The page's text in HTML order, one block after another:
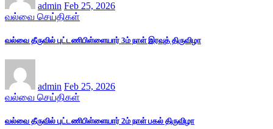
admin Feb 25, 2026
வல்வை செய்திகள்
வல்வை தீருவில் புட்டணிபிள்ளையார் 3ம் நாள் இரவுத் திருவிழா
admin Feb 25, 2026
வல்வை செய்திகள்
வல்வை தீருவில் புட்டணிபிள்ளையார் 2ம் நாள் பகல் திருவிழா